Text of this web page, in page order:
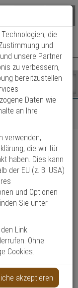
momentan leer.
Fertig
8:00 - 14:00 Uhrdie
und
unsere Partner
zu verbessern,
bereitzustellen
Daten wie
an Ihre
verwenden,
die wir für
haben. Dies kann
der EU (z. B. USA)
und Optionen
Sie unter
Link
Ohne
Cookies.
akzeptieren